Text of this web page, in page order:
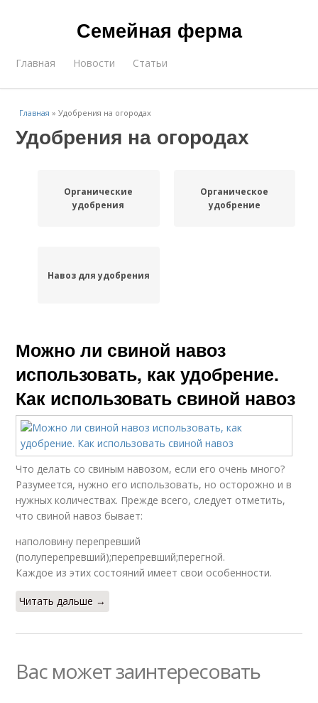
Семейная ферма
Главная Новости Статьи
Главная »Удобрения на огородах
Удобрения на огородах
Органические
удобрения
Органическое
удобрение
Навоз для удобрения
Можно ли свиной навоз
использовать, как удобрение.
Как использовать свиной навоз
Что делать со свиным навозом, если его очень много?
Разумеется, нужно его использовать, но осторожно и в
нужных количествах. Прежде всего, следует отметить,
что свиной навоз бывает:
наполовину перепревший
(полуперепревший);перепревший;перегной.
Каждое из этих состояний имеет свои особенности.
Читать дальше →
Вас может заинтересовать